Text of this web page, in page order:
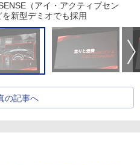
（アイ・アクティブセン
新型デミオでも採用
の記事へ